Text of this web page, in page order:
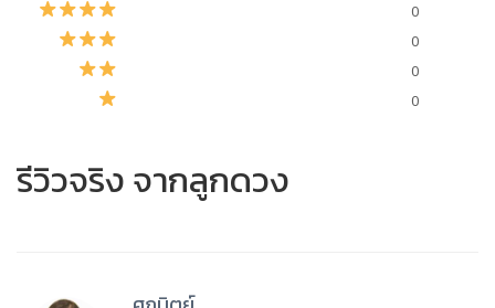
0
0
0
0
รีวิวจริง จากลูกดวง